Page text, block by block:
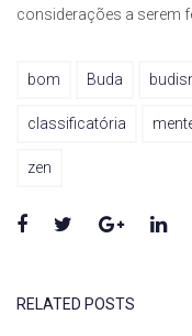
considerações a serem
bom Buda
classificatória
zen
Facebook
Twitter
RELATED POSTS